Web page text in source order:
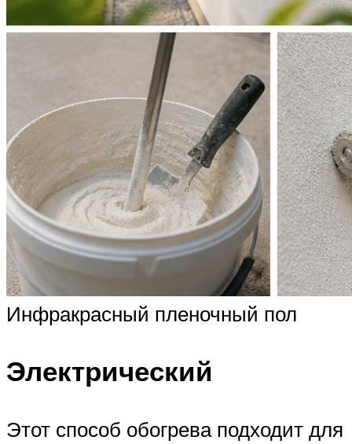
Инфракрасный пленочный пол
Электрический
Этот способ обогрева подходит для